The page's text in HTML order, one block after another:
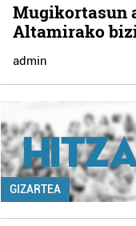
Mugikortasun
Altamirako
admin
GIZARTEA